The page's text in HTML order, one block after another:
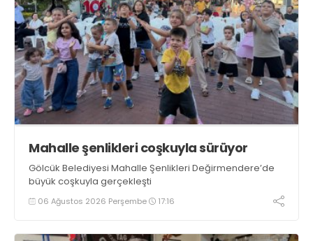
Mahalle şenlikleri coşkuyla sürüyor
Gölcük Belediyesi Mahalle Şenlikleri Değirmendere’de
büyük coşkuyla gerçekleşti
06 Ağustos 2026 Perşembe 17:16